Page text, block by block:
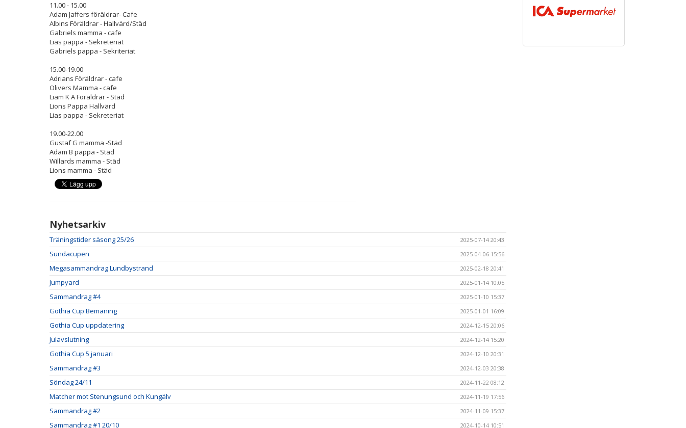
11.00 - 15.00
Adam Jaffers föräldrar- Cafe
Albins Föräldrar - Hallvärd/Städ
Gabriels mamma - cafe
Lias pappa - Sekreteriat
Gabriels pappa - Sekriteriat
15.00-19.00
Adrians Föräldrar - cafe
Olivers Mamma - cafe
Liam K A Föräldrar - Städ
Lions Pappa Hallvärd
Lias pappa - Sekreteriat
19.00-22.00
Gustaf G mamma -Städ
Adam B pappa - Städ
Willards mamma - Städ
Lions mamma - Städ
Nyhetsarkiv
Träningstider säsong 25/26 2025-07-14 20:43
Sundacupen 2025-04-06 15:56
Megasammandrag Lundbystrand 2025-02-18 20:41
Jumpyard 2025-01-14 10:05
Sammandrag #4 2025-01-10 15:37
Gothia Cup Bemaning 2025-01-01 16:09
Gothia Cup uppdatering 2024-12-15 20:06
Julavslutning 2024-12-14 15:20
Gothia Cup 5 januari 2024-12-10 20:31
Sammandrag #3 2024-12-03 20:38
Söndag 24/11 2024-11-22 08:12
Matcher mot Stenungsund och Kungälv 2024-11-19 17:56
Sammandrag #2 2024-11-09 15:37
Sammandrag #1 20/10 2024-10-14 10:51